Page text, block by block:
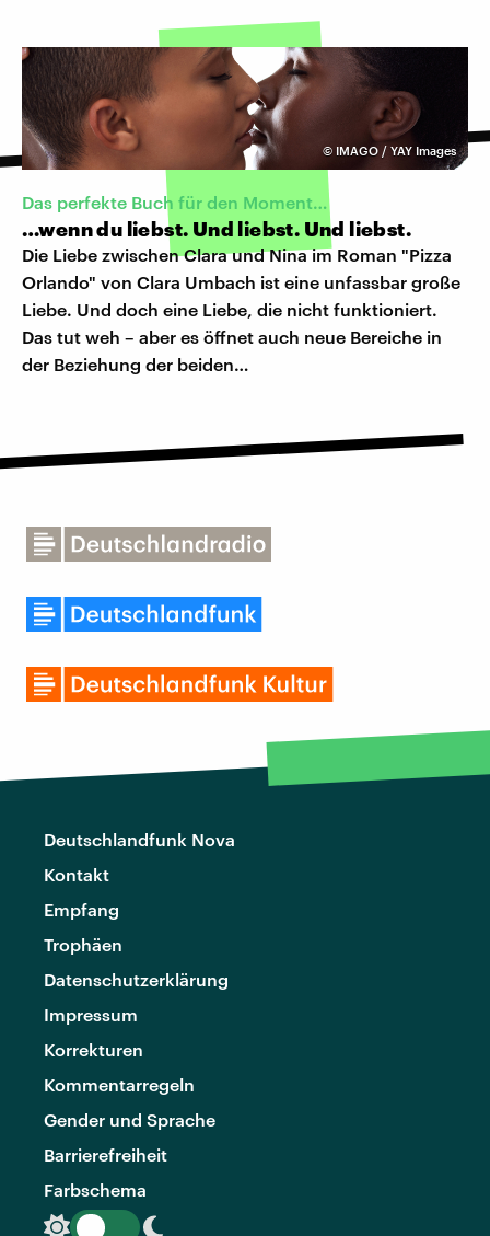
© IMAGO / YAY Images
Das perfekte Buch für den Moment…
…wenn du liebst. Und liebst. Und liebst.
Die Liebe zwischen Clara und Nina im Roman "Pizza
Orlando" von Clara Umbach ist eine unfassbar große
Liebe. Und doch eine Liebe, die nicht funktioniert.
Das tut weh – aber es öffnet auch neue Bereiche in
der Beziehung der beiden…
Deutschlandfunk Nova
Kontakt
Empfang
Trophäen
Datenschutzerklärung
Impressum
Korrekturen
Kommentarregeln
Gender und Sprache
Barrierefreiheit
Farbschema